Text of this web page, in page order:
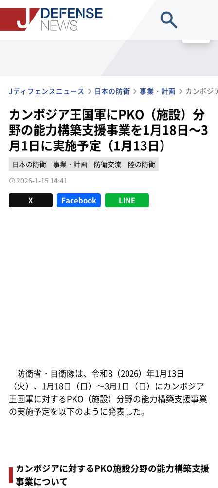
Jディフェンスニュース 日本の防衛 事業・計画
カンボジア王国軍にPKO（施設）分
野の能力構築支援事業を1月18日～3
月1日に実施予定（1月13日）
日本の防衛 事業・計画 防衛交流
陸の防衛
2026-1-15 14:41
X Facebook LINE
防衛省・自衛隊は、令和8（2026）年1月13日
（火）、1月18日（日）～3月1日（日）にカンボジア
王国軍に対するPKO（施設）分野の能力構築支援事業
の実施予定を以下のように発表した。
カンボジアに対するPKO施設分野の能力構築支援
事業について